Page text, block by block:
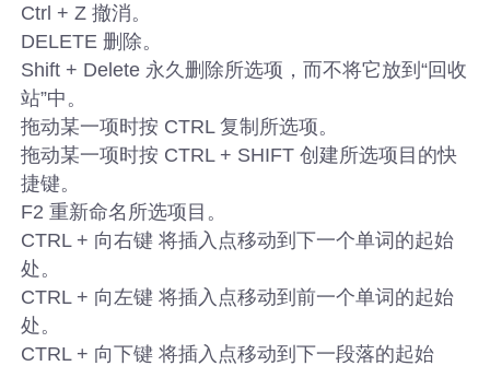
Ctrl + Z 撤消。
DELETE 删除。
Shift + Delete 永久删除所选项，而不将它放到“回收
站”中。
拖动某一项时按 CTRL 复制所选项。
拖动某一项时按 CTRL + SHIFT 创建所选项目的快
捷键。
F2 重新命名所选项目。
CTRL + 向右键 将插入点移动到下一个单词的起始
处。
CTRL + 向左键 将插入点移动到前一个单词的起始
处。
CTRL + 向下键 将插入点移动到下一段落的起始